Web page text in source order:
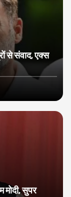
से संवाद, एक्स
मोदी, सुपर